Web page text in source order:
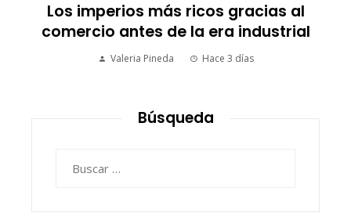
Las empresas que alcanzaron los
picos más altos en valor bursátil
histórico
Búsqueda